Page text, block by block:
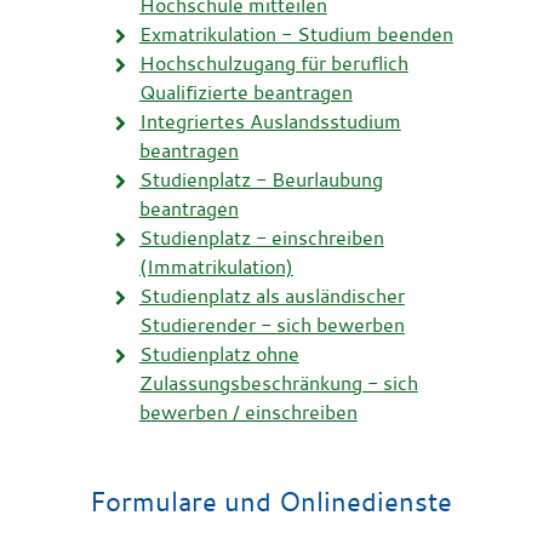
Exmatrikulation - Studium beenden
Hochschulzugang für beruflich
Qualifizierte beantragen
Integriertes Auslandsstudium
beantragen
Studienplatz - Beurlaubung
beantragen
Studienplatz - einschreiben
(Immatrikulation)
Studienplatz als ausländischer
Studierender - sich bewerben
Studienplatz ohne
Zulassungsbeschränkung - sich
bewerben / einschreiben
Formulare und Onlinedienste